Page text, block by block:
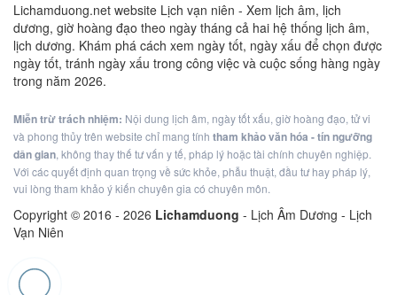
Lichamduong.net website Lịch vạn niên - Xem lịch âm, lịch
dương, giờ hoàng đạo theo ngày tháng cả hai hệ thống lịch âm,
lịch dương. Khám phá cách xem ngày tốt, ngày xấu để chọn được
ngày tốt, tránh ngày xấu trong công việc và cuộc sống hàng ngày
trong năm 2026.
Miễn trừ trách nhiệm: Nội dung lịch âm, ngày tốt xấu, giờ hoàng đạo, tử vi
và phong thủy trên website chỉ mang tính tham khảo văn hóa - tín ngưỡng
dân gian, không thay thế tư vấn y tế, pháp lý hoặc tài chính chuyên nghiệp.
Với các quyết định quan trọng về sức khỏe, phẫu thuật, đầu tư hay pháp lý,
vui lòng tham khảo ý kiến chuyên gia có chuyên môn.
Copyright © 2016 - 2026 Lichamduong - Lịch Âm Dương - Lịch
Vạn Niên